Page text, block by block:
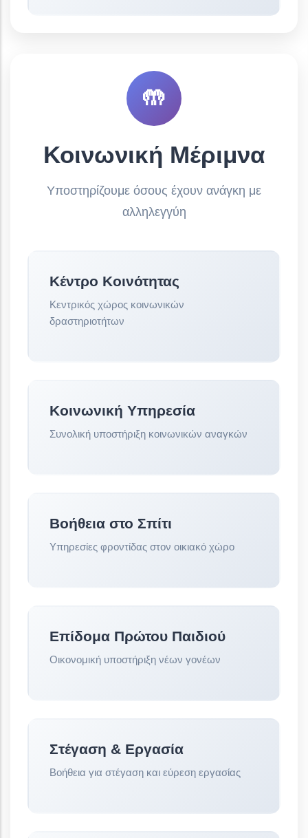
🤲
Κοινωνική Μέριμνα
Υποστηρίζουμε όσους έχουν ανάγκη με
αλληλεγγύη
Κέντρο Κοινότητας
Κεντρικός χώρος κοινωνικών
δραστηριοτήτων
Κοινωνική Υπηρεσία
Συνολική υποστήριξη κοινωνικών αναγκών
Βοήθεια στο Σπίτι
Υπηρεσίες φροντίδας στον οικιακό χώρο
Επίδομα Πρώτου Παιδιού
Οικονομική υποστήριξη νέων γονέων
Στέγαση & Εργασία
Βοήθεια για στέγαση και εύρεση εργασίας